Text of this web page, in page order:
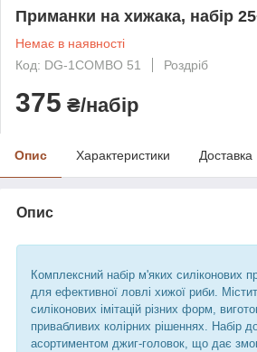
Приманки на хижака, набір
Немає в наявності
Код: DG-1COMBO 51
Роздріб
375 ₴/набір
Опис Характеристики Доставка
Опис
Комплексний набір м'яких силіконових
для ефективної ловлі хижої риби.
силіконових імітацій різних форм,
привабливих колірних рішеннях. Набір
асортиментом джиг-головок, що дає